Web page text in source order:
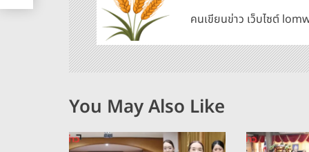
เ
รื่
อ
ง
คนเขียนข่าว เว็บไซต์
You May Also Like